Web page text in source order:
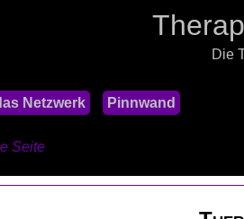
Die
Netzwerk Pinnwand
Seite